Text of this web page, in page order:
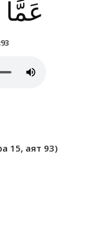
عَمَّا
15, аят 93)